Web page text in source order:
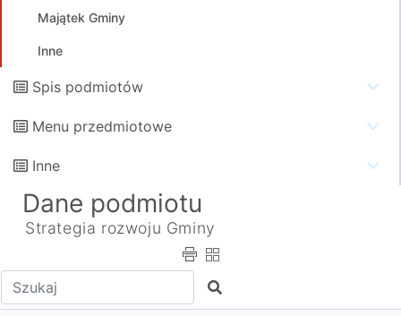
Majątek Gminy
Inne
Spis podmiotów
Menu przedmiotowe
Inne
Dane podmiotu
Strategia rozwoju Gminy
Wpisz tekst do wyszukania Szukaj